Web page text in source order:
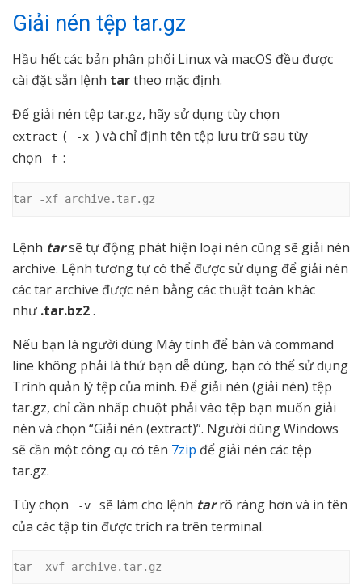
Giải nén tệp tar.gz
Hầu hết các bản phân phối Linux và macOS đều được
cài đặt sẵn lệnh tartheo mặc định.
Để giải nén tệp tar.gz, hãy sử dụng tùy chọn
--
extract ( -x ) và chỉ định tên tệp lưu trữ sau tùy
chọn
f :
tar -xf archive.tar.gz
Lệnh tarsẽ tự động phát hiện loại nén cũng sẽ giải nén
archive. Lệnh tương tự có thể được sử dụng để giải nén
các tar archive được nén bằng các thuật toán khác
như .tar.bz2.
Nếu bạn là người dùng Máy tính để bàn và command
line không phải là thứ bạn dễ dùng, bạn có thể sử dụng
Trình quản lý tệp của mình. Để giải nén (giải nén) tệp
tar.gz, chỉ cần nhấp chuột phải vào tệp bạn muốn giải
nén và chọn “Giải nén (extract)”. Người dùng Windows
sẽ cần một công cụ có tên 7zip để giải nén các tệp
tar.gz.
Tùy chọn
-v sẽ làm cho lệnh tarrõ ràng hơn và in tên
của các tập tin được trích ra trên terminal.
tar -xvf archive.tar.gz